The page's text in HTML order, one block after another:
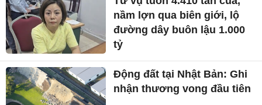
nầm lợn qua biên giới, lộ
đường dây buôn lậu 1.000
tỷ
Động đất tại Nhật Bản: Ghi
nhận thương vong đầu tiên